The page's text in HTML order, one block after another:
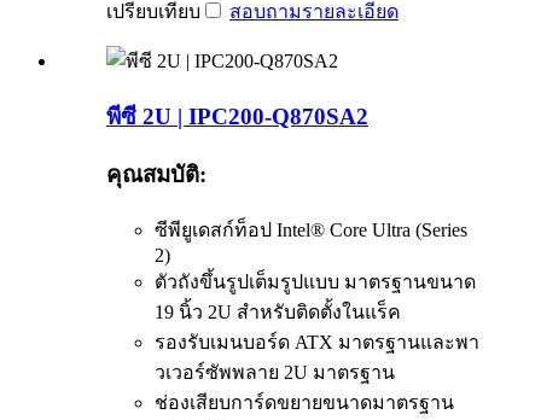
เปรียบเทียบ
สอบถามรายละเอียด
พีซี 2U | IPC200-Q870SA2
คุณสมบัติ:
ซีพียูเดสก์ท็อป Intel® Core Ultra (Series
2)
ตัวถังขึ้นรูปเต็มรูปแบบ มาตรฐานขนาด
19 นิ้ว 2U สำหรับติดตั้งในแร็ค
รองรับเมนบอร์ด ATX มาตรฐานและพา
วเวอร์ซัพพลาย 2U มาตรฐาน
ช่องเสียบการ์ดขยายขนาดมาตรฐาน